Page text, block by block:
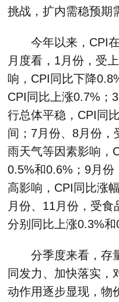
挑战，扩内需稳预期
今年以来，CPI在
月度看，1月份，受
响，CPI同比下降
CPI同比上涨0.7%；
行总体平稳，CPI同
间；7月份、8月份，
雨天气等因素影响，
0.5%和0.6%；9月份
高影响，CPI同比涨
月份、11月份，受
分别同比上涨0.3%和
分季度来看，存量
同发力、加快落实，
动作用逐步显现，物